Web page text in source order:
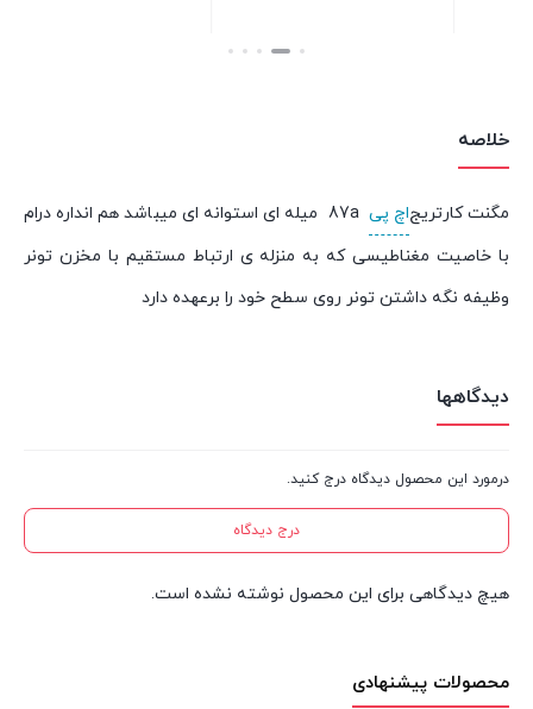
خلاصه
مگنت کارتریجاچ پی
87a میله ای استوانه ای میباشد هم انداره درام
با خاصیت مغناطیسی که به منزله ی ارتباط مستقیم با مخزن تونر
وظیفه نگه داشتن تونر روی سطح خود را برعهده دارد
دیدگاهها
درمورد این محصول دیدگاه درج کنید.
درج دیدگاه
هیچ دیدگاهی برای این محصول نوشته نشده است.
محصولات پیشنهادی